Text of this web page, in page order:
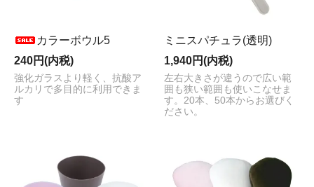
カラーボウル5
240円(内税)
強化ガラスより軽く、抗酸ア
ルカリで多目的に利用できま
す
ミニスパチュラ(透明)
1,940円(内税)
左右大きさが違うので広い範
囲も狭い範囲も使いこなせま
す。20本、50本からお選びく
ださい。